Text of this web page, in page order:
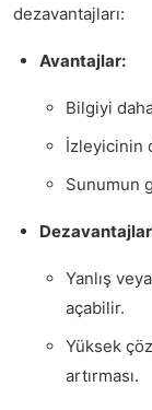
dezavantajları:
Avantajlar:
Bilgiyi
İzleyicinin
Sunumun
Yanlış
açabilir.
Yüksek
artırması.